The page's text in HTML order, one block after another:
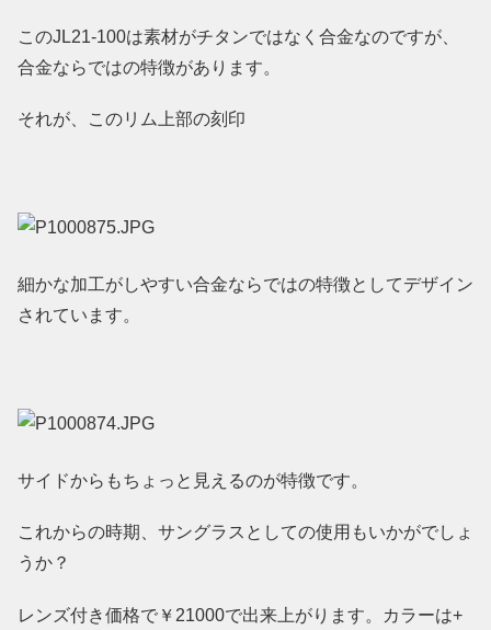
このJL21-100は素材がチタンではなく合金なのですが、
合金ならではの特徴があります。
それが、このリム上部の刻印
細かな加工がしやすい合金ならではの特徴としてデザイン
されています。
サイドからもちょっと見えるのが特徴です。
これからの時期、サングラスとしての使用もいかがでしょ
うか？
レンズ付き価格で￥21000で出来上がります。カラーは+